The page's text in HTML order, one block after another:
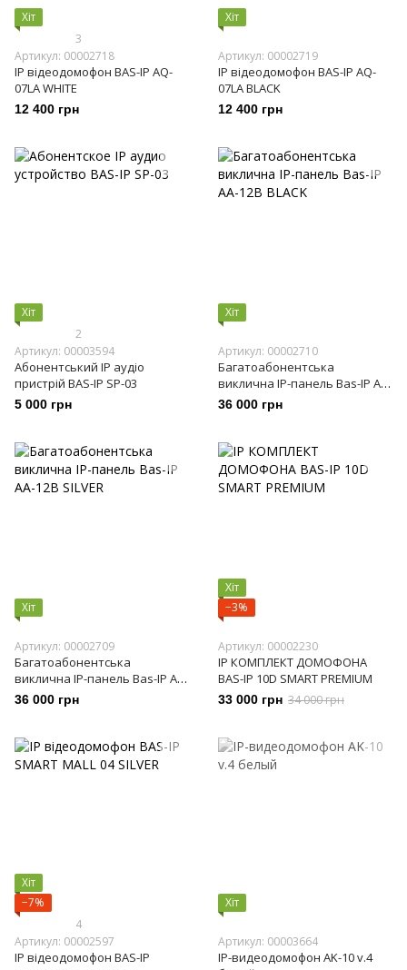
Хіт
3
Артикул: 00002718
IP відеодомофон BAS-IP AQ-
07LA WHITE
12 400 грн
Хіт
Артикул: 00002719
IP відеодомофон BAS-IP AQ-
07LA BLACK
12 400 грн
Хіт
2
Артикул: 00003594
Абонентський IP аудіо
пристрій BAS-IP SP-03
5 000 грн
Хіт
Артикул: 00002710
Багатоабонентська
виклична IP-панель Bas-IP AA-
12B BLACK
36 000 грн
Хіт
Артикул: 00002709
Багатоабонентська
виклична IP-панель Bas-IP AA-
12B SILVER
36 000 грн
Хіт
−3%
Артикул: 00002230
IP КОМПЛЕКТ ДОМОФОНА
BAS-IP 10D SMART PREMIUM
33 000 грн 34 000 грн
Хіт
−7%
4
Артикул: 00002597
IP відеодомофон BAS-IP
Хіт
Артикул: 00003664
IP-видеодомофон AK-10 v.4